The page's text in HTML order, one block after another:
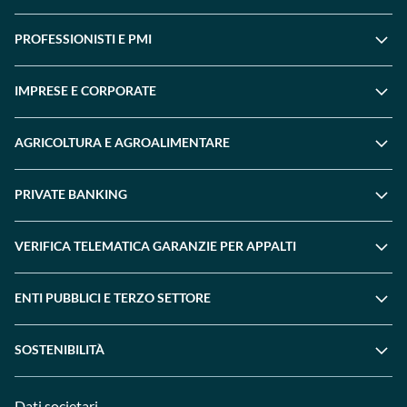
PROFESSIONISTI E PMI
IMPRESE E CORPORATE
AGRICOLTURA E AGROALIMENTARE
PRIVATE BANKING
VERIFICA TELEMATICA GARANZIE PER APPALTI
ENTI PUBBLICI E TERZO SETTORE
SOSTENIBILITÀ